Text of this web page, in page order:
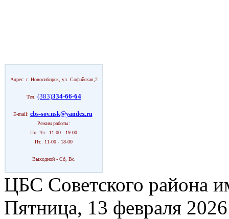
Адрес: г. Новосибирск, ул. Софийская,2
Тел. (383)334-66-64
E-mail: cbs-sov.nsk@yandex.ru
Режим работы:
Пн.-Чт.: 11-00 - 19-00
Пт.: 11-00 - 18-00
Выходной - Сб, Вс.
ЦБС Советского района
Пятница, 13 февраля 2026